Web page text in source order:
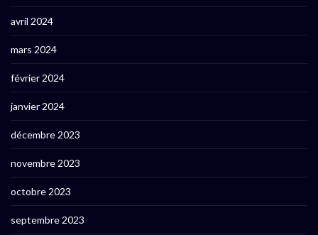
avril 2024
mars 2024
février 2024
janvier 2024
décembre 2023
novembre 2023
octobre 2023
septembre 2023